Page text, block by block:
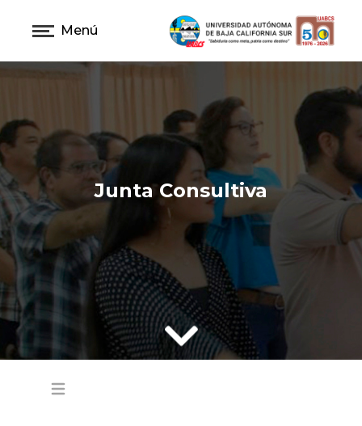
Menú
Junta Consultiva
Open main menu